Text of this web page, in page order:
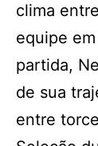
clima
equipe
partida,
de sua
entre